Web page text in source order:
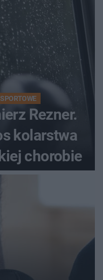
Rezner.
kolarstwa
chorobie